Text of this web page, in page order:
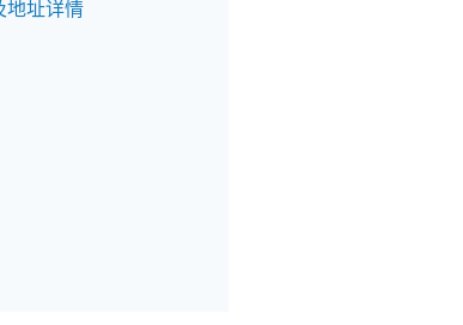
地址详情